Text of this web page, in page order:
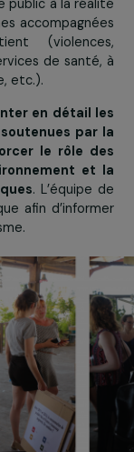
public
et à fort
dans un
Marcovici y
le public à la
services de
etc.).
en détail